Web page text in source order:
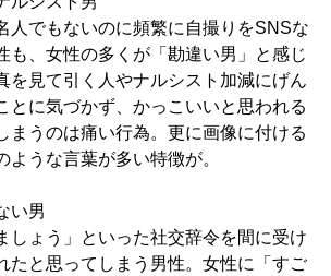
でもないのに頻繁に自撮りをSNSな
も、女性の多くが「勘違い男」と感じ
を見て引く人やナルシスト加減にげん
とに気づかず、かっこいいと思われる
まうのは痛い行為。更に画像に付ける
ような言葉が多い特徴が。
い男
ょう」といった社交辞令を間に受け
たと思ってしまう男性。女性に「すご